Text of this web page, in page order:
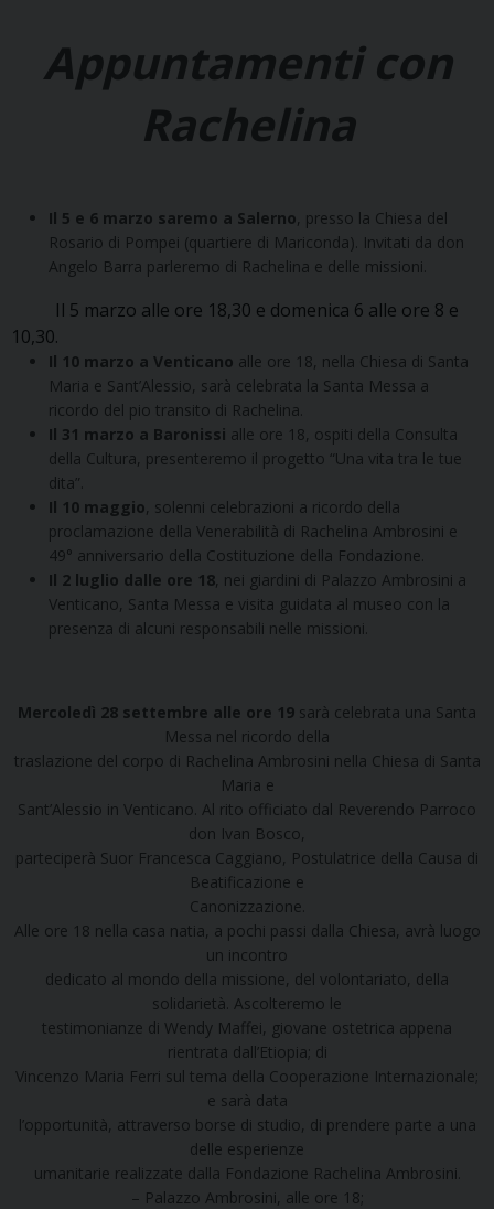
Appuntamenti con
Rachelina
Il 5 e 6 marzo saremo a Salerno, presso la Chiesa del
Rosario di Pompei (quartiere di Mariconda). Invitati da don
Angelo Barra parleremo di Rachelina e delle missioni.
Il 5 marzo alle ore 18,30 e domenica 6 alle ore 8 e
10,30.
Il 10 marzo a Venticano alle ore 18, nella Chiesa di Santa
Maria e Sant’Alessio, sarà celebrata la Santa Messa a
ricordo del pio transito di Rachelina.
Il 31 marzo a Baronissi alle ore 18, ospiti della Consulta
della Cultura, presenteremo il progetto “Una vita tra le tue
dita”.
Il 10 maggio, solenni celebrazioni a ricordo della
proclamazione della Venerabilità di Rachelina Ambrosini e
49° anniversario della Costituzione della Fondazione.
Il 2 luglio dalle ore 18, nei giardini di Palazzo Ambrosini a
Venticano, Santa Messa e visita guidata al museo con la
presenza di alcuni responsabili nelle missioni.
Mercoledì 28 settembre alle ore 19 sarà celebrata una Santa
Messa nel ricordo della
traslazione del corpo di Rachelina Ambrosini nella Chiesa di Santa
Maria e
Sant’Alessio in Venticano. Al rito officiato dal Reverendo Parroco
don Ivan Bosco,
parteciperà Suor Francesca Caggiano, Postulatrice della Causa di
Beatificazione e
Canonizzazione.
Alle ore 18 nella casa natia, a pochi passi dalla Chiesa, avrà luogo
un incontro
dedicato al mondo della missione, del volontariato, della
solidarietà. Ascolteremo le
testimonianze di Wendy Maffei, giovane ostetrica appena
rientrata dall’Etiopia; di
Vincenzo Maria Ferri sul tema della Cooperazione Internazionale;
e sarà data
l’opportunità, attraverso borse di studio, di prendere parte a una
delle esperienze
umanitarie realizzate dalla Fondazione Rachelina Ambrosini.
– Palazzo Ambrosini, alle ore 18;